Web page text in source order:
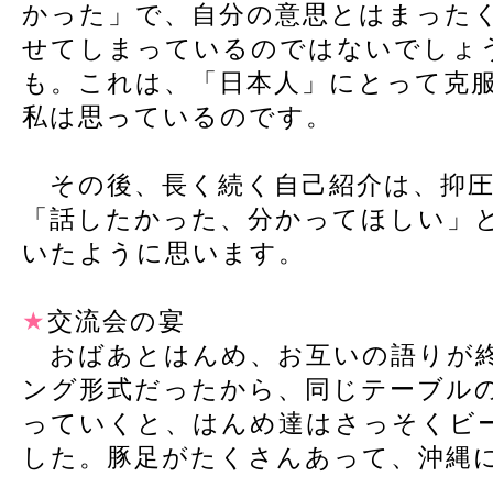
かった」で、自分の意思とはまった
せてしまっているのではないでしょ
も。これは、「日本人」にとって克
私は思っているのです。
その後、長く続く自己紹介は、抑
「話したかった、分かってほしい」
いたように思います。
★交流会の宴
おばあとはんめ、お互いの語りが
ング形式だったから、同じテーブル
っていくと、はんめ達はさっそくビ
した。豚足がたくさんあって、沖縄